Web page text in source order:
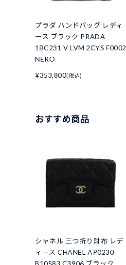
プラダ ハンドバッグ レディ
ース ブラック PRADA
1BC231 V LVM 2CYS F0002
NERO
¥353,800(税込)
おすすめ商品
シャネル 三つ折り財布 レデ
ィース CHANEL AP0230
B10583 C3906 ブラック